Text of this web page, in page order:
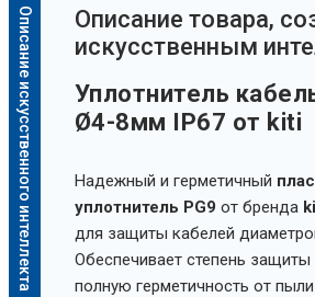
Описание искусственного интеллекта
Oписание товара,
искусственным
Уплотнитель
Ø4-8мм IP67 от kiti
Надежный и герметичный
уплотнитель PG9 от бренда
для защиты кабелей
Обеспечивает степень защиты
полную герметичность от